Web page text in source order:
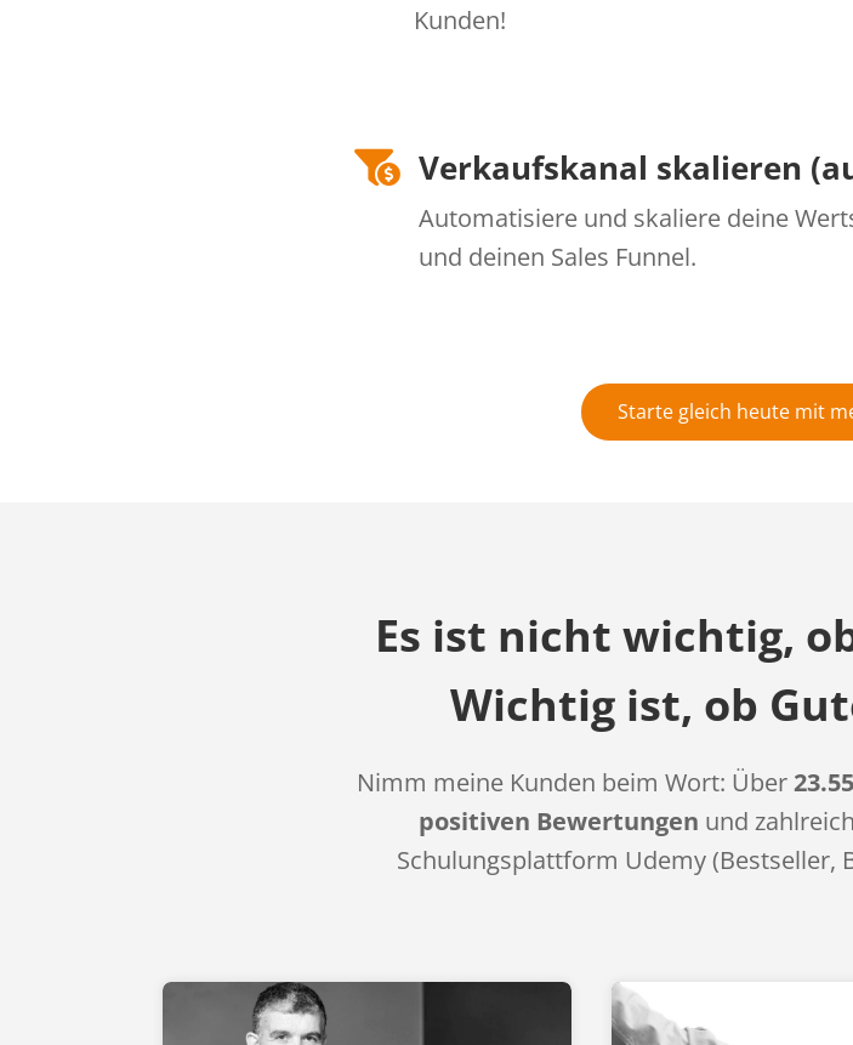
Kunden!
 Verkaufskanal skalieren
Automatisiere und skaliere deine
und deinen Sales Funnel.
Starte gleich heute mit
Es ist nicht wichtig,
Wichtig ist, ob
Nimm meine Kunden beim Wort: Über
positiven Bewertungen und
Schulungsplattform Udemy (Bestseller,